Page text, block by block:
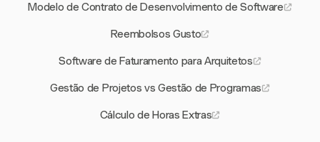
Modelo de Contrato de Desenvolvimento de Software
Reembolsos Gusto
Software de Faturamento para Arquitetos
Gestão de Projetos vs Gestão de Programas
Cálculo de Horas Extras